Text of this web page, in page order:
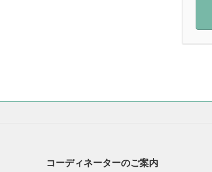
コーディネーターのご案内